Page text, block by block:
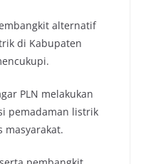
alternatif
di Kabupaten
PLN melakukan
pemadaman listrik
masyarakat.